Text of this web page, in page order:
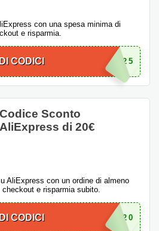
con una spesa minima di
e risparmia.
CODICI ITBS25
Codice Sconto
AliExpress di 20€
AliExpress con un ordine di almeno
e risparmia subito.
CODICI ITPS20